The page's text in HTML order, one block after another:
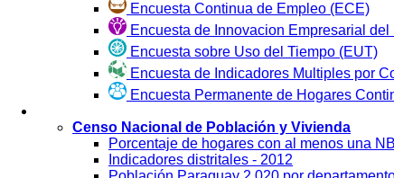
Encuesta Continua de Empleo (ECE)
Encuesta de Innovacion Empresarial
Encuesta sobre Uso del Tiempo (EUT)
Encuesta de Indicadores Multiples por
Encuesta Permanente de Hogares
Censo Nacional de Población y Vivienda
Porcentaje de hogares con al menos una
Indicadores distritales - 2012